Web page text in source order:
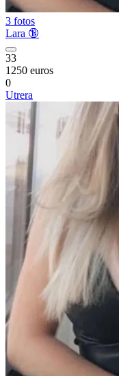
3 fotos
Lara 🔞
33
1250 euros
0
Utrera